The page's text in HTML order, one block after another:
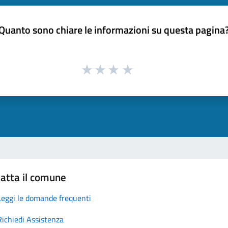
sono chiare le informazioni su questa
il comune
le domande frequenti
Assistenza